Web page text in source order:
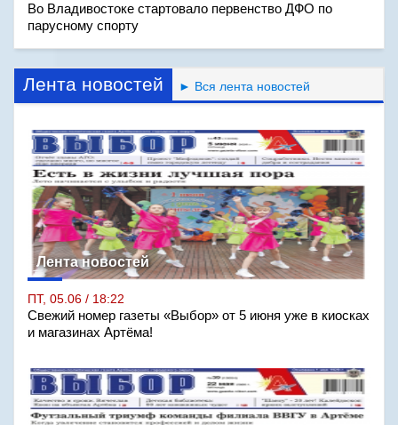
Во Владивостоке стартовало первенство ДФО по
парусному спорту
Лента новостей ► Вся лента новостей
Лента новостей
ПТ, 05.06 / 18:22
Свежий номер газеты «Выбор» от 5 июня уже в киосках
и магазинах Артёма!